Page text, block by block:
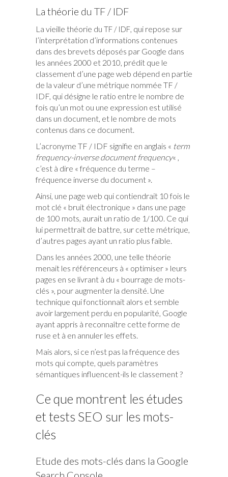
La théorie du TF / IDF
La vieille théorie du TF / IDF, qui repose sur
l’interprétation d’informations contenues
dans des brevets déposés par Google dans
les années 2000 et 2010, prédit que le
classement d’une page web dépend en partie
de la valeur d’une métrique nommée TF /
IDF, qui désigne le ratio entre le nombre de
fois qu’un mot ou une expression est utilisé
dans un document, et le nombre de mots
contenus dans ce document.
L’acronyme TF / IDF signifie en anglais « term
frequency-inverse document frequency« ,
c’est à dire « fréquence du terme –
fréquence inverse du document ».
Ainsi, une page web qui contiendrait 10 fois le
mot clé « bruit électronique » dans une page
de 100 mots, aurait un ratio de 1/100. Ce qui
lui permettrait de battre, sur cette métrique,
d’autres pages ayant un ratio plus faible.
Dans les années 2000, une telle théorie
menait les référenceurs à « optimiser » leurs
pages en se livrant à du « bourrage de mots-
clés », pour augmenter la densité. Une
technique qui fonctionnait alors et semble
avoir largement perdu en popularité, Google
ayant appris à reconnaître cette forme de
ruse et à en annuler les effets.
Mais alors, si ce n’est pas la fréquence des
mots qui compte, quels paramètres
sémantiques influencent-ils le classement ?
Ce que montrent les études
et tests SEO sur les mots-
clés
Etude des mots-clés dans la Google